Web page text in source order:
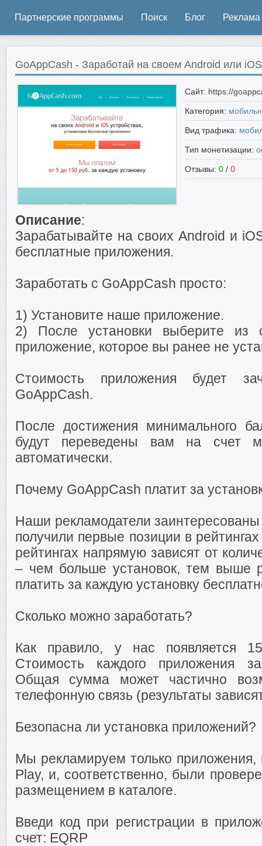
Партнерские программы Поиск Блог Реклама
GoAppCash - Заработай на своем Android или iOS
Сайт: https://
Категория:
Вид трафика:
Тип монетизации:
Отзывы: 0 / 0
Описание:
Зарабатывайте на своих Android и
бесплатные приложения.
Заработать с GoAppCash просто:
1) Установите наше приложение.
2) После установки выберите из
приложение, которое вы ранее не
Стоимость приложения будет
GoAppCash.
После достижения минимального
будут переведены вам на счет
автоматически.
Почему GoAppCash платит за
Наши рекламодатели
получили первые позиции в
рейтингах напрямую зависят от
– чем больше установок, тем выше
платить за каждую установку
Сколько можно заработать?
Как правило, у нас появляется
Стоимость каждого приложения
Общая сумма может частично
телефонную связь (результаты
Безопасна ли установка приложений?
Мы рекламируем только приложения,
Play, и, соответственно, были
размещением в каталоге.
Введи код при регистрации в
счет: EQRP